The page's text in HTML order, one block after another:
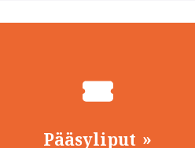
Pääsyliput